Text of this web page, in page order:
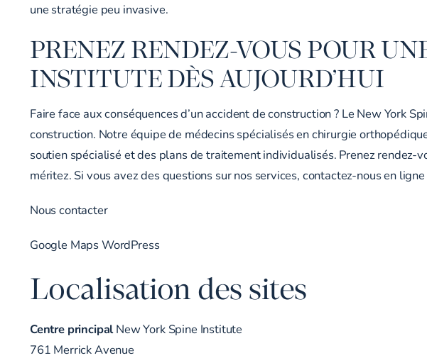
une stratégie peu invasive.
PRENEZ RENDEZ-VOUS POUR
INSTITUTE DÈS AUJOURD’HUI
Faire face aux conséquences d’un accident de construction ? Le New York
construction. Notre équipe de médecins spécialisés en chirurgie
soutien spécialisé et des plans de traitement individualisés. Prenez rendez-
méritez. Si vous avez des questions sur nos services, contactez-nousen ligne
Nous contacter
Google Maps WordPress
Localisation des sites
Centre principalNew York Spine Institute
761 Merrick Avenue